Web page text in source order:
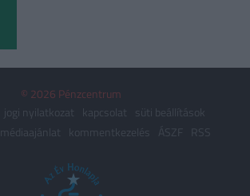
© 2026 Pénzcentrum
jogi nyilatkozat kapcsolat
süti beállítások
médiaajánlat kommentkezelés ÁSZF RSS